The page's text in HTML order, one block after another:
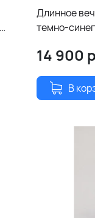
Длинное
темно-
14 900
В